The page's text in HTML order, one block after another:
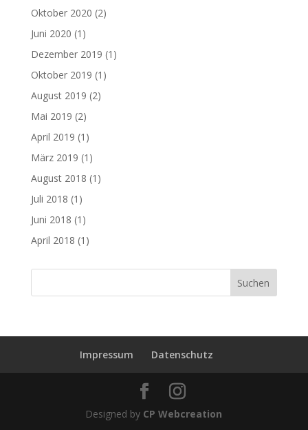
Oktober 2020 (2)
Juni 2020 (1)
Dezember 2019 (1)
Oktober 2019 (1)
August 2019 (2)
Mai 2019 (2)
April 2019 (1)
März 2019 (1)
August 2018 (1)
Juli 2018 (1)
Juni 2018 (1)
April 2018 (1)
Impressum Datenschutz
Designed by CP Webcreation